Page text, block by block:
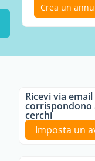
Crea un
Ricevi via
corrispondono
cerchi
Imposta un